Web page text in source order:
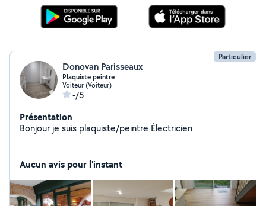
Particulier
Donovan Parisseaux
Plaquiste peintre
Voiteur (Voiteur)
-/5
Présentation
Bonjour je suis plaquiste/peintre Électricien
Aucun avis pour l'instant